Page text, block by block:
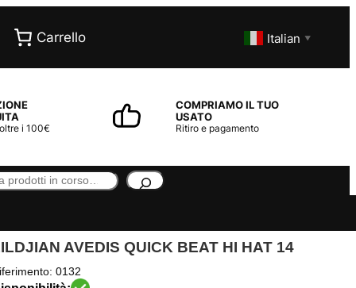
Carrello Italian ▼
i 100€
COMPRIAMO IL TUO
USATO
Ritiro e pagamento
AVEDIS QUICK BEAT HI HAT 14
0132